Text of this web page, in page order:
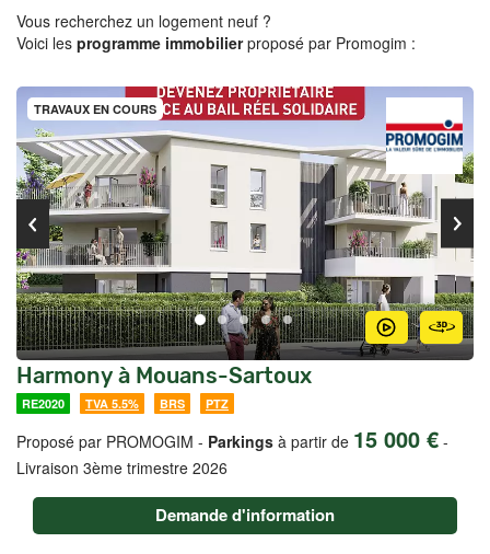
Vous recherchez un logement neuf ?
Voici les programme immobilierproposé par Promogim :
TRAVAUX EN COURS
Harmony à Mouans-Sartoux
RE2020 TVA 5.5% BRS PTZ
Proposé par PROMOGIM - Parkings à partir de 15 000 € -
Livraison 3ème trimestre 2026
Demande d'information